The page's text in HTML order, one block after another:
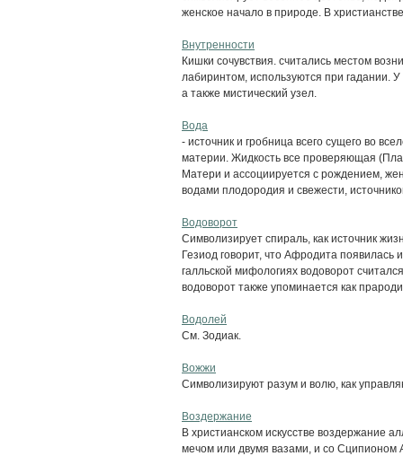
женское начало в природе. В
Внутренности
Кишки сочувствия. считались местом
лабиринтом, используются при гадании.
а также мистический узел.
Вода
- источник и гробница всего сущего во
материи. Жидкость все проверяющая
Матери и ассоциируется с рождением,
водами плодородия и свежести,
Водоворот
Символизирует спираль, как источник
Гезиод говорит, что Афродита появилась
галльской мифологиях водоворот
водоворот также упоминается как
Водолей
См. Зодиак.
Вожжи
Символизируют разум и волю, как
Воздержание
В христианском искусстве воздержание
мечом или двумя вазами, и со Сципионом